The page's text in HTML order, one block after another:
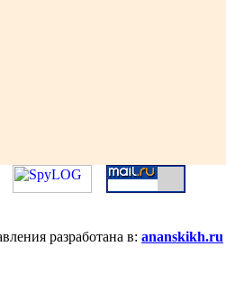
разработана в: ananskikh.ru